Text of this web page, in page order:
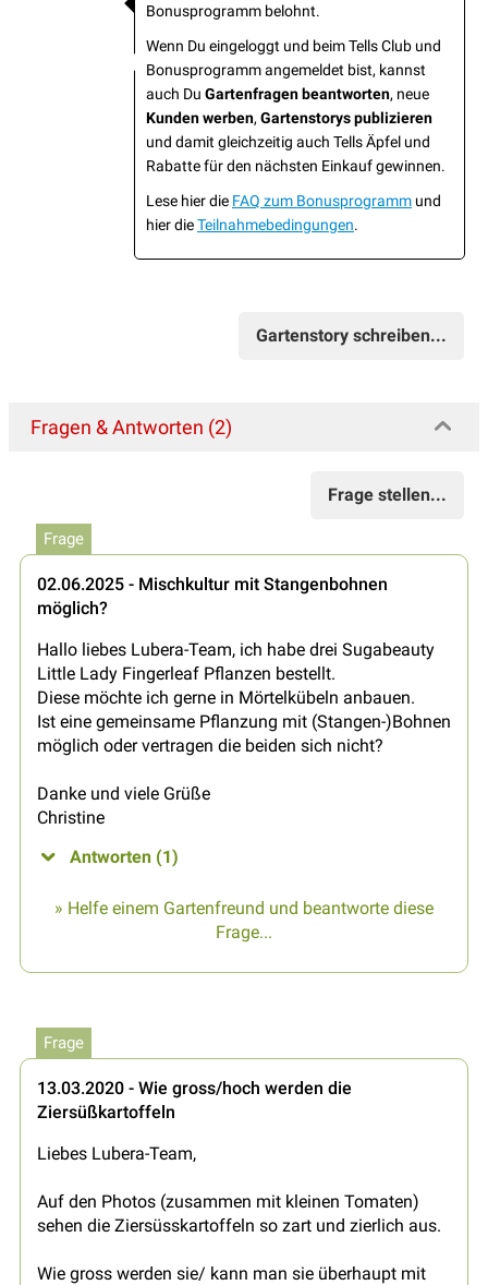
Bonusprogramm belohnt.
Wenn Du eingeloggt und beim Tells Club und
Bonusprogramm angemeldet bist, kannst
auch Du Gartenfragen beantworten, neue
Kunden werben, Gartenstorys publizieren
und damit gleichzeitig auch Tells Äpfel und
Rabatte für den nächsten Einkauf gewinnen.
Lese hier die FAQ zum Bonusprogramm und
hier dieTeilnahmebedingungen.
Gartenstory schreiben...
Fragen & Antworten (2)
Frage stellen...
Frage
02.06.2025 - Mischkultur mit Stangenbohnen
möglich?
Hallo liebes Lubera-Team, ich habe drei Sugabeauty
Little Lady Fingerleaf Pflanzen bestellt.
Diese möchte ich gerne in Mörtelkübeln anbauen.
Ist eine gemeinsame Pflanzung mit (Stangen-)Bohnen
möglich oder vertragen die beiden sich nicht?
Danke und viele Grüße
Christine
Antworten (1)
» Helfe einem Gartenfreund und beantworte diese
Frage...
Frage
13.03.2020 - Wie gross/hoch werden die
Ziersüßkartoffeln
Liebes Lubera-Team,
Auf den Photos (zusammen mit kleinen Tomaten)
sehen die Ziersüsskartoffeln so zart und zierlich aus.
Wie gross werden sie/ kann man sie überhaupt mit